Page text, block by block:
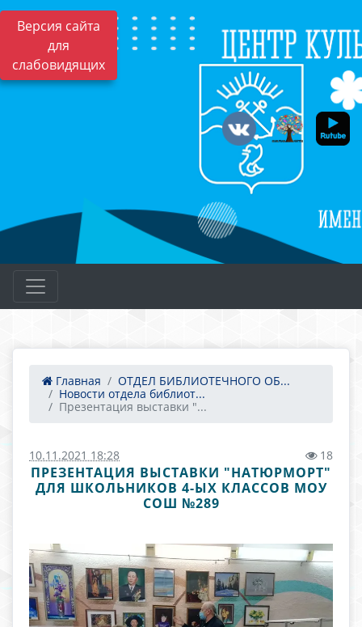
Версия сайта
для
слабовидящих
Главная
ОТДЕЛ БИБЛИОТЕЧНОГО ОБ...
Новости отдела библиот...
Презентация выставки "...
10.11.2021 18:28 18
ПРЕЗЕНТАЦИЯ ВЫСТАВКИ "НАТЮРМОРТ"
ДЛЯ ШКОЛЬНИКОВ 4-ЫХ КЛАССОВ МОУ
СОШ №289